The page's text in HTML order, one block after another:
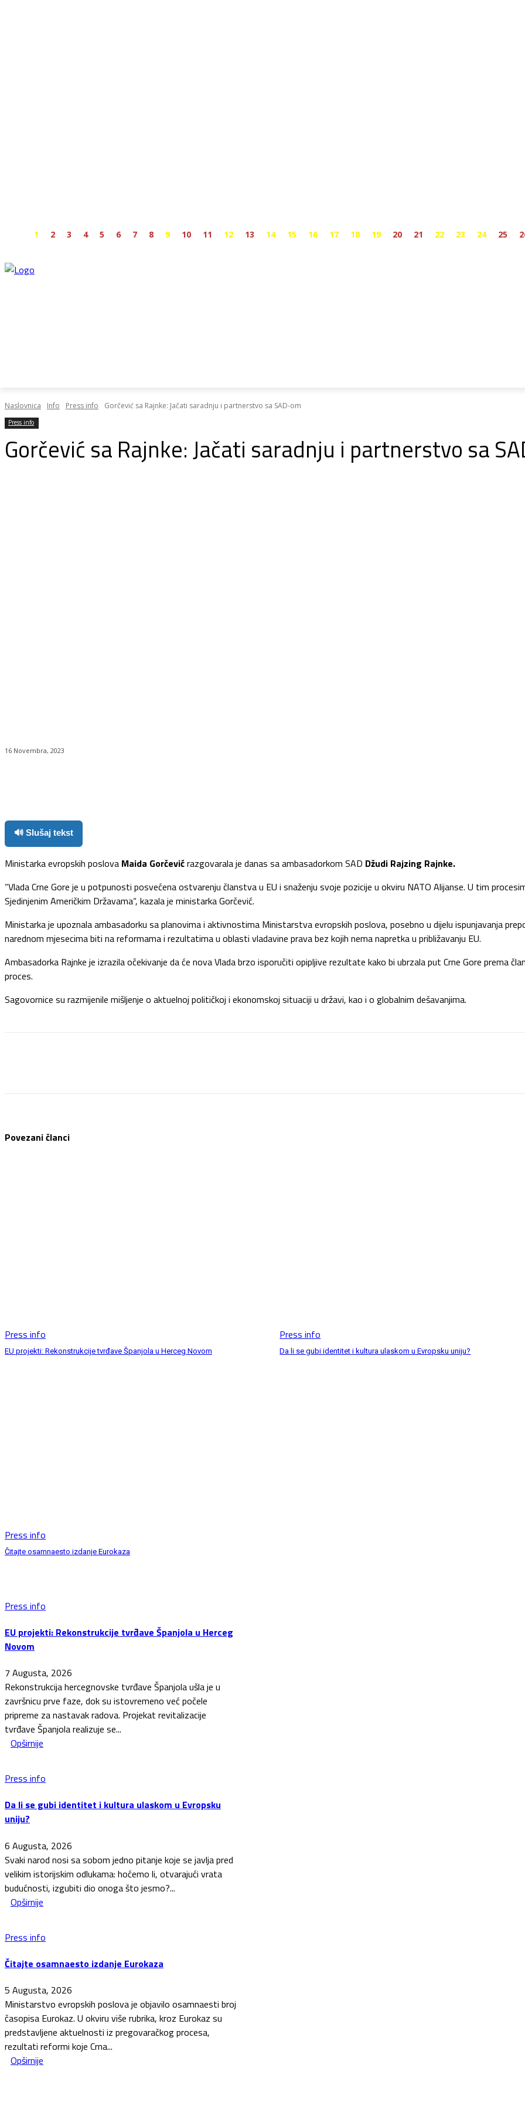
1 2 3 4 5 6 7 8 9 10 11 12 13 14 15 16 17 18 19 20 21 22 23 24 25
Naslovnica Info Press info Gorčević sa Rajnke: Jačati saradnju i partnerstvo sa SAD-om
Press info
Gorčević sa Rajnke: Jačati saradnju i partnerstvo sa
16 Novembra, 2023
🔊 Slušaj tekst
Ministarka evropskih poslova Maida Gorčevićrazgovarala je danas sa ambasadorkom SAD Džudi Rajzing Rajnke.
“Vlada Crne Gore je u potpunosti posvećena ostvarenju članstva u EU i snaženju svoje pozicije u okviru NATO Alijanse. U tim
Sjedinjenim Američkim Državama“, kazala je ministarka Gorčević.
Ministarka je upoznala ambasadorku sa planovima i aktivnostima Ministarstva evropskih poslova, posebno u dijelu ispunjavanja
narednom mjesecima biti na reformama i rezultatima u oblasti vladavine prava bez kojih nema napretka u približavanju EU.
Ambasadorka Rajnke je izrazila očekivanje da će nova Vlada brzo isporučiti opipljive rezultate kako bi ubrzala put Crne Gore prema
proces.
Sagovornice su razmijenile mišljenje o aktuelnoj političkoj i ekonomskoj situaciji u državi, kao i o globalnim dešavanjima.
Povezani članci
Press info
EU projekti: Rekonstrukcije tvrđave Španjola u Herceg Novom
Press info
Da li se gubi identitet i kultura ulaskom u Evropsku uniju?
Press info
Čitajte osamnaesto izdanje Eurokaza
Press info
EU projekti: Rekonstrukcije tvrđave Španjola u Herceg
Novom
7 Augusta, 2026
Rekonstrukcija hercegnovske tvrđave Španjola ušla je u
završnicu prve faze, dok su istovremeno već počele
pripreme za nastavak radova. Projekat revitalizacije
tvrđave Španjola realizuje se...
Opširnije
Press info
Da li se gubi identitet i kultura ulaskom u Evropsku
uniju?
6 Augusta, 2026
Svaki narod nosi sa sobom jedno pitanje koje se javlja pred
velikim istorijskim odlukama: hoćemo li, otvarajući vrata
budućnosti, izgubiti dio onoga što jesmo?...
Opširnije
Press info
Čitajte osamnaesto izdanje Eurokaza
5 Augusta, 2026
Ministarstvo evropskih poslova je objavilo osamnaesti broj
časopisa Eurokaz. U okviru više rubrika, kroz Eurokaz su
predstavljene aktuelnosti iz pregovaračkog procesa,
rezultati reformi koje Crna...
Opširnije